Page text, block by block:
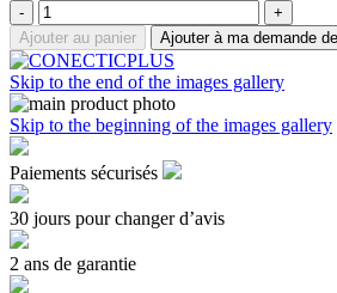
-
+
Ajouter au panier
Ajouter à ma demande
Skip to the end of the images gallery
Skip to the beginning of the images gallery
Paiements sécurisés
30 jours pour changer d’avis
2 ans de garantie